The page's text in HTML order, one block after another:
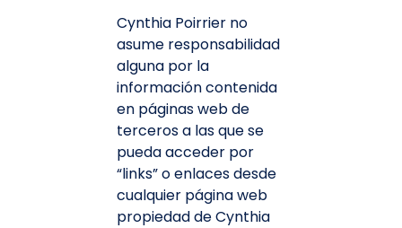
Cynthia Poirrier no
asume responsabilidad
alguna por la
información contenida
en páginas web de
terceros a las que se
pueda acceder por
“links” o enlaces desde
cualquier página web
propiedad de Cynthia